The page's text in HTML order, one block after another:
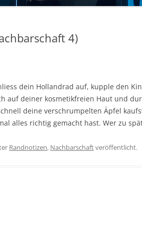
4)
dein Hollandrad auf, kupple den
auf deiner kosmetikfreien Haut und
deine verschrumpelten Äpfel
alles richtig gemacht hast. Wer zu
Randnotizen, Nachbarschaftveröffentlicht.